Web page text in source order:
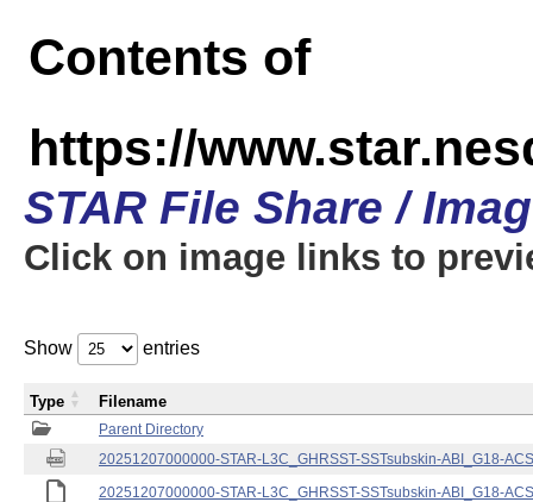
Contents of
https://
STAR File Share /
Click on image links to
Show entries
Parent Directory
20251207000000-STAR-L3C_GHRSST-SSTsubskin-ABI_G18-
20251207000000-STAR-L3C_GHRSST-SSTsubskin-ABI_G18-
Type Filename